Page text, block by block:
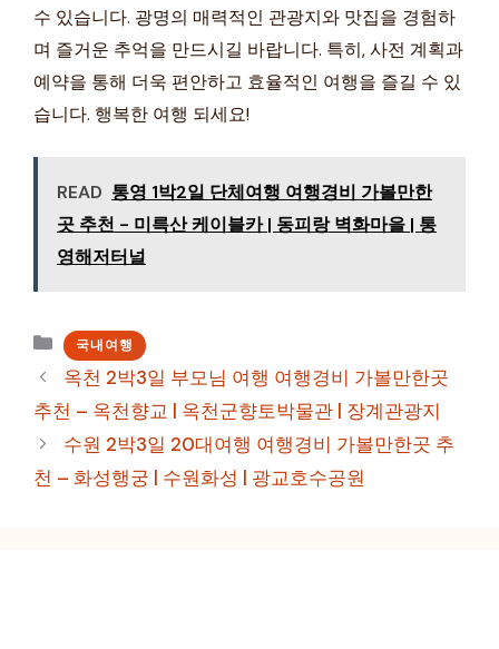
수 있습니다. 광명의 매력적인 관광지와 맛집을 경험하
며 즐거운 추억을 만드시길 바랍니다. 특히, 사전 계획과
예약을 통해 더욱 편안하고 효율적인 여행을 즐길 수 있
습니다. 행복한 여행 되세요!
READ 통영 1박2일 단체여행 여행경비 가볼만한
곳 추천 - 미륵산 케이블카 | 동피랑 벽화마을 | 통
영해저터널
카
테
고
리
국내여행
옥천 2박3일 부모님 여행 여행경비 가볼만한곳
추천 – 옥천향교 | 옥천군향토박물관 | 장계관광지
수원 2박3일 20대여행 여행경비 가볼만한곳 추
천 – 화성행궁 | 수원화성 | 광교호수공원